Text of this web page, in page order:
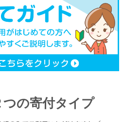
つの寄付タイプ